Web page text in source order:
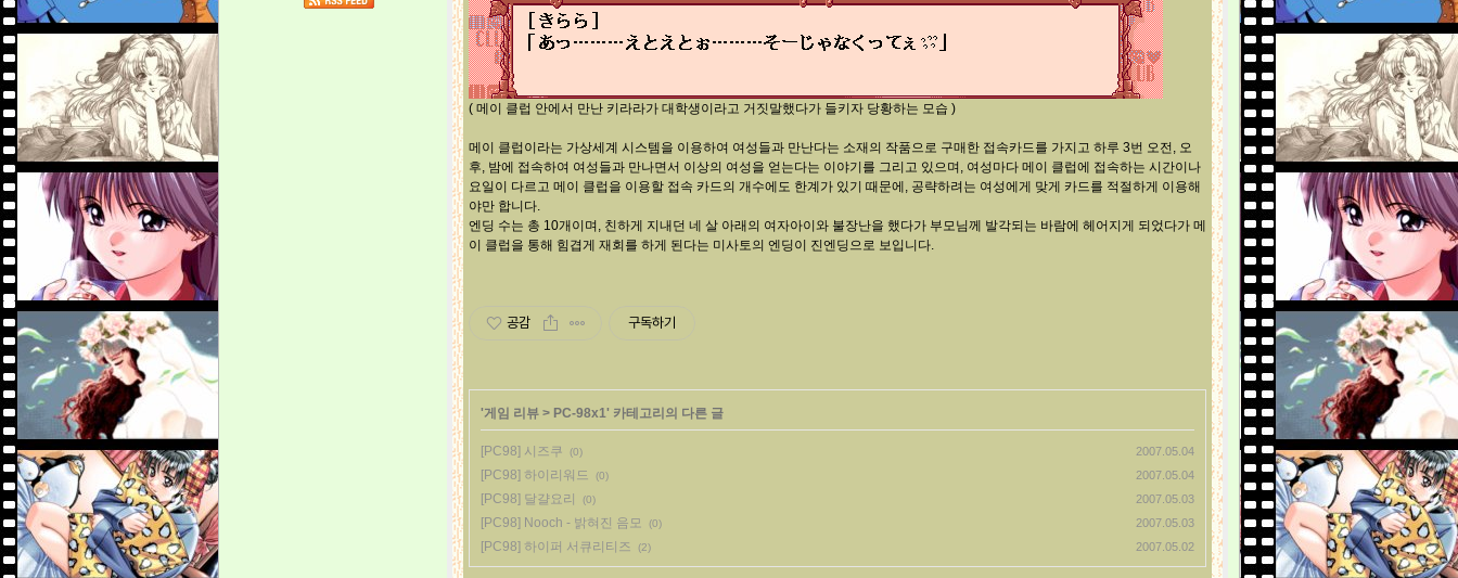
( 메이 클럽 안에서 만난 키라라가 대학생이라고 거짓말했다가 들키자 당황하는 모습 )
메이 클럽이라는 가상세계 시스템을 이용하여 여성들과 만난다는 소재의 작품으로 구매한 접속카드를 가지고 하루 3번 오전, 오
후, 밤에 접속하여 여성들과 만나면서 이상의 여성을 얻는다는 이야기를 그리고 있으며, 여성마다 메이 클럽에 접속하는 시간이나
요일이 다르고 메이 클럽을 이용할 접속 카드의 개수에도 한계가 있기 때문에, 공략하려는 여성에게 맞게 카드를 적절하게 이용해
야만 합니다.
엔딩 수는 총 10개이며, 친하게 지내던 네 살 아래의 여자아이와 불장난을 했다가 부모님께 발각되는 바람에 헤어지게 되었다가 메
이 클럽을 통해 힘겹게 재회를 하게 된다는 미사토의 엔딩이 진엔딩으로 보입니다.
공감 구독하기
'게임 리뷰 > PC-98x1' 카테고리의 다른 글
[PC98] 시즈쿠 (0) 2007.05.04
[PC98] 하이리워드 (0) 2007.05.04
[PC98] 달걀요리 (0) 2007.05.03
[PC98] Nooch - 밝혀진 음모 (0) 2007.05.03
[PC98] 하이퍼 서큐리티즈 (2) 2007.05.02